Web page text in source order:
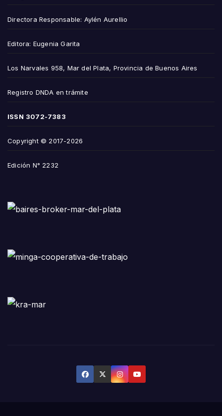
Directora Responsable: Aylén Aurellio
Editora: Eugenia Garita
Los Narvales 958, Mar del Plata, Provincia de Buenos Aires
Registro DNDA en trámite
ISSN 3072-7383
Copyright © 2017-2026
Edición N° 2232